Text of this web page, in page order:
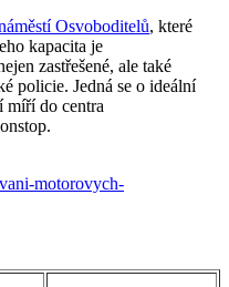
Osvoboditelů, které
kapacita je
zastřešené, ale také
policie. Jedná se o ideální
míří do centra
motorovych-